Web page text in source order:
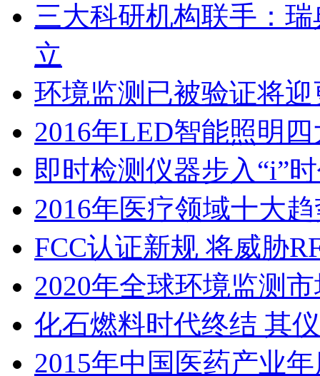
三大科研机构联手：
立
环境监测已被验证将
2016年LED智能照明
即时检测仪器步入“i”
2016年医疗领域十大
FCC认证新规 将威胁
2020年全球环境监测
化石燃料时代终结 其
2015年中国医药产业